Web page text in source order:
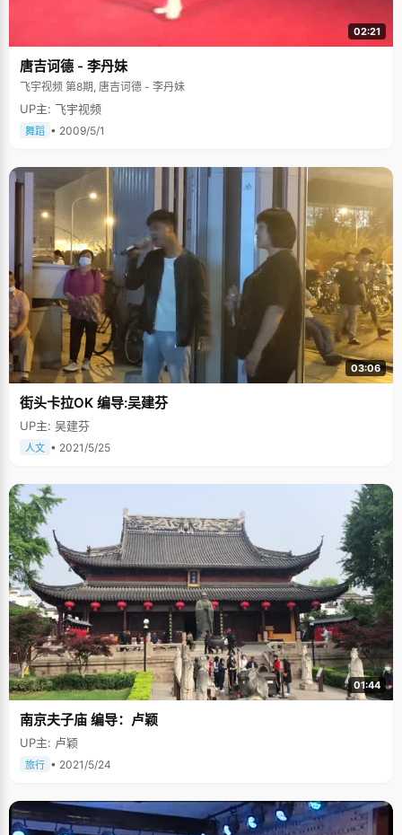
02:21
唐吉诃德 - 李丹妹
飞宇视频 第8期, 唐吉诃德 - 李丹妹
UP主: 飞宇视频
舞蹈 • 2009/5/1
03:06
街头卡拉OK 编导:吴建芬
UP主: 吴建芬
人文 • 2021/5/25
01:44
南京夫子庙 编导：卢颖
UP主: 卢颖
旅行 • 2021/5/24